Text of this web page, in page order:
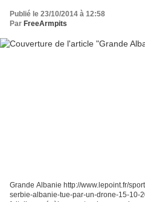
Publié le 23/10/2014 à 12:58
Par FreeArmpits
Grande Albanie http://www.lepoint.fr/
serbie-albanie-tue-par-un-drone-15-10-